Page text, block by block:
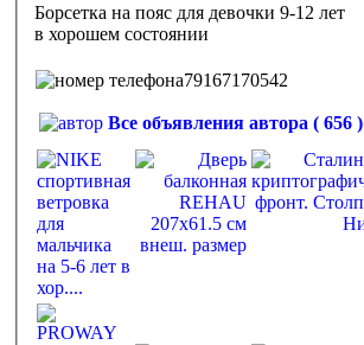
Борсетка на пояс для девочки 9-12 лет
в хорошем состоянии
79167170542
Все объявления автора ( 656 )